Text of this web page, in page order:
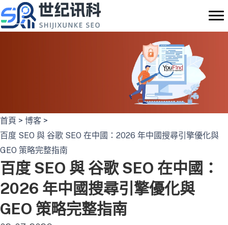
to
content
首頁 > 博客 >
百度 SEO 與 谷歌 SEO 在中國：2026 年中國搜尋引擎優化與
GEO 策略完整指南
百度 SEO 與 谷歌 SEO 在中國：
2026 年中國搜尋引擎優化與
GEO 策略完整指南